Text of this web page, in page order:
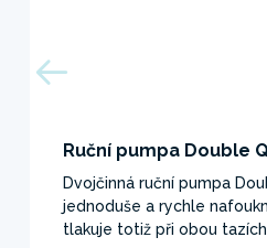
Ruční pumpa Double
Dvojčinná ruční pumpa
jednoduše a rychle
tlakuje totiž při obou